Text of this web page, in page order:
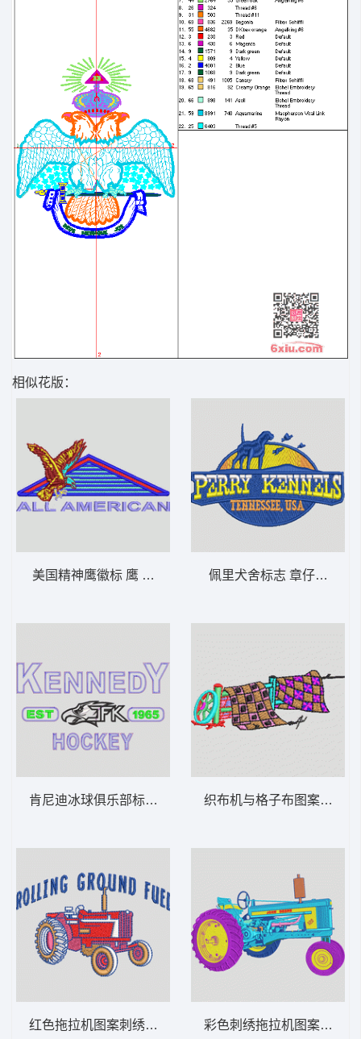
相似花版：
美国精神鹰徽标 鹰 章仔标志布贴徽章男
肯尼迪冰球俱乐部标志设计 章仔标志布贴徽
红色拖拉机图案刺绣 汽车 章仔标志布贴徽
佩里犬舍标志 章仔标志布
织布机与格子布图案 章仔